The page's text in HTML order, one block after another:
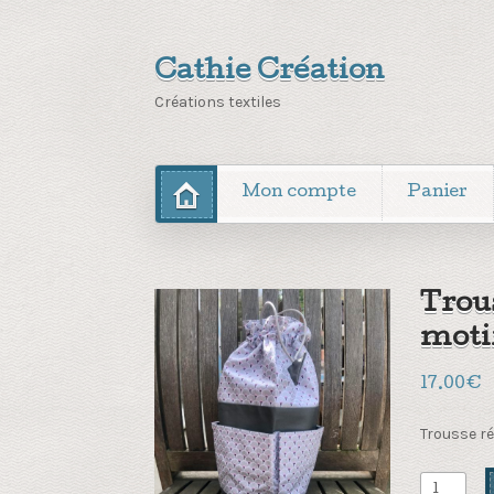
Cathie Création
Créations textiles
Mon compte Panier
17.00€
Trousse
quantité